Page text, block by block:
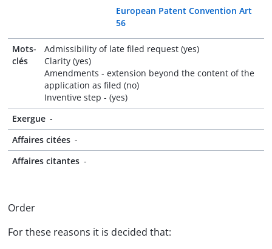
European Patent Convention Art
56
Mots-
clés
Admissibility of late filed request (yes)
Clarity (yes)
Amendments - extension beyond the content of the
application as filed (no)
Inventive step - (yes)
Exergue -
Affaires citées -
Affaires citantes -
Order
For these reasons it is decided that: